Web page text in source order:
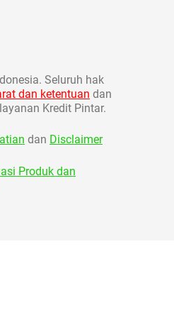
Seluruh hak
dan ketentuan dan
Kredit Pintar.
dan Disclaimer
Produk dan